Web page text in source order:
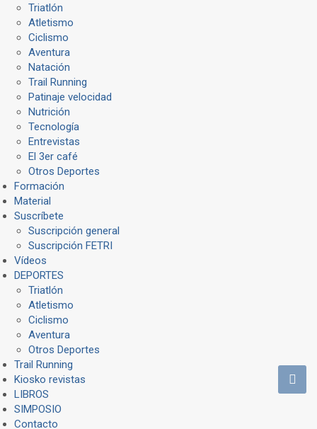
Triatlón
Atletismo
Ciclismo
Aventura
Natación
Trail Running
Patinaje velocidad
Nutrición
Tecnología
Entrevistas
El 3er café
Otros Deportes
Formación
Material
Suscríbete
Suscripción general
Suscripción FETRI
Vídeos
DEPORTES
Triatlón
Atletismo
Ciclismo
Aventura
Otros Deportes
Trail Running
Kiosko revistas
LIBROS
SIMPOSIO
Contacto